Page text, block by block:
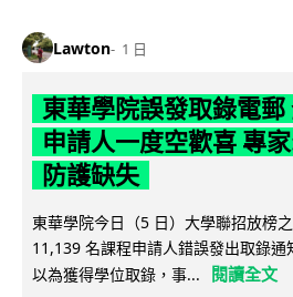
Lawton 1 日
東華學院誤發取錄電郵
申請人一度空歡喜 專
防護缺失
東華學院今日（5 日）大學聯招放榜
11,139 名課程申請人錯誤發出取錄
以為獲得學位取錄，事...
閱讀全文